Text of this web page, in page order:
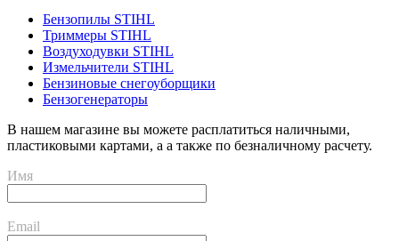
Бензопилы STIHL
Триммеры STIHL
Воздуходувки STIHL
Измельчители STIHL
Бензиновые снегоуборщики
Бензогенераторы
В нашем магазине вы можете расплатиться наличными,
пластиковыми картами, а а также по безналичному расчету.
Имя
Email